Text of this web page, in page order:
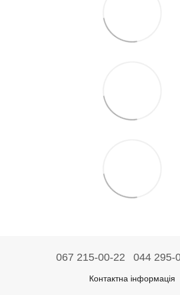
067 215-00-22 044 295-
Контактна інформація